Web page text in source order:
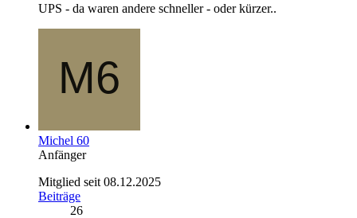
UPS - da waren andere schneller - oder kürzer..
Michel 60
Anfänger
Mitglied seit 08.12.2025
Beiträge
26